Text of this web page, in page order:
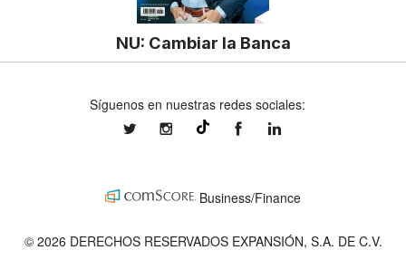
NU: Cambiar la Banca
Síguenos en nuestras redes sociales:
expansionmxexpansionmx ExpansionMex
Business/Finance
© 2026 DERECHOS RESERVADOS EXPANSIÓN, S.A. DE C.V.